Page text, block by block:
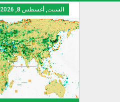
السبت, أغسطس 8, 2026